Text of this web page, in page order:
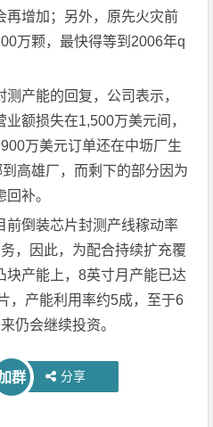
再增加；另外，原先火灾前
万颗，最快得等到2006年q
产能的回复，公司表示，
额损失在1,500万美元间，
万美元订单还在中坜厂生
高雄厂，而剩下的部分因为
补。
倒装芯片封测产线稼动率
，因此，为配合持续扩充覆
块产能上，8英寸月产能已达
，产能利用率约5成，至于6
仍会继续投资。
群 分享